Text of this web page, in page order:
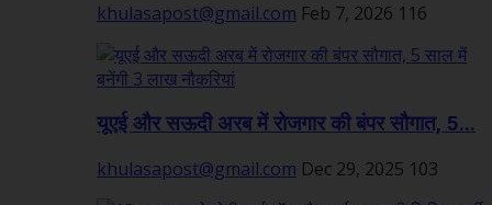
khulasapost@gmail.com Feb 7, 2026 116
यूएई और सऊदी अरब में रोजगार की बंपर सौगात, 5...
khulasapost@gmail.com Dec 29, 2025 103